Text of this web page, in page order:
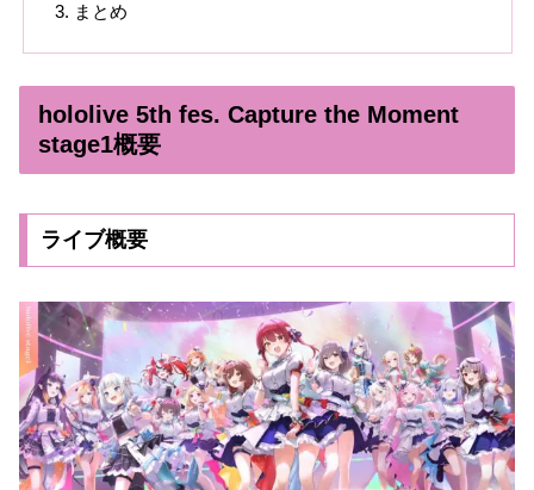
まとめ
hololive 5th fes. Capture the Moment
stage1概要
ライブ概要